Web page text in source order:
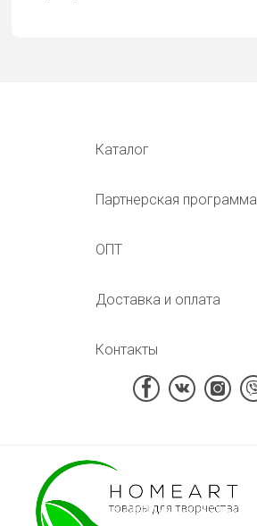
Каталог
Партнерская программа
ОПТ
Доставка и оплата
Контакты